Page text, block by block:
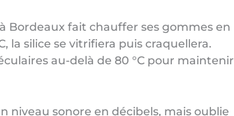
Bordeaux fait chauffer ses gommes en
la silice se vitrifiera puis craquellera.
au-delà de 80 °C pour maintenir
niveau sonore en décibels, mais oublie